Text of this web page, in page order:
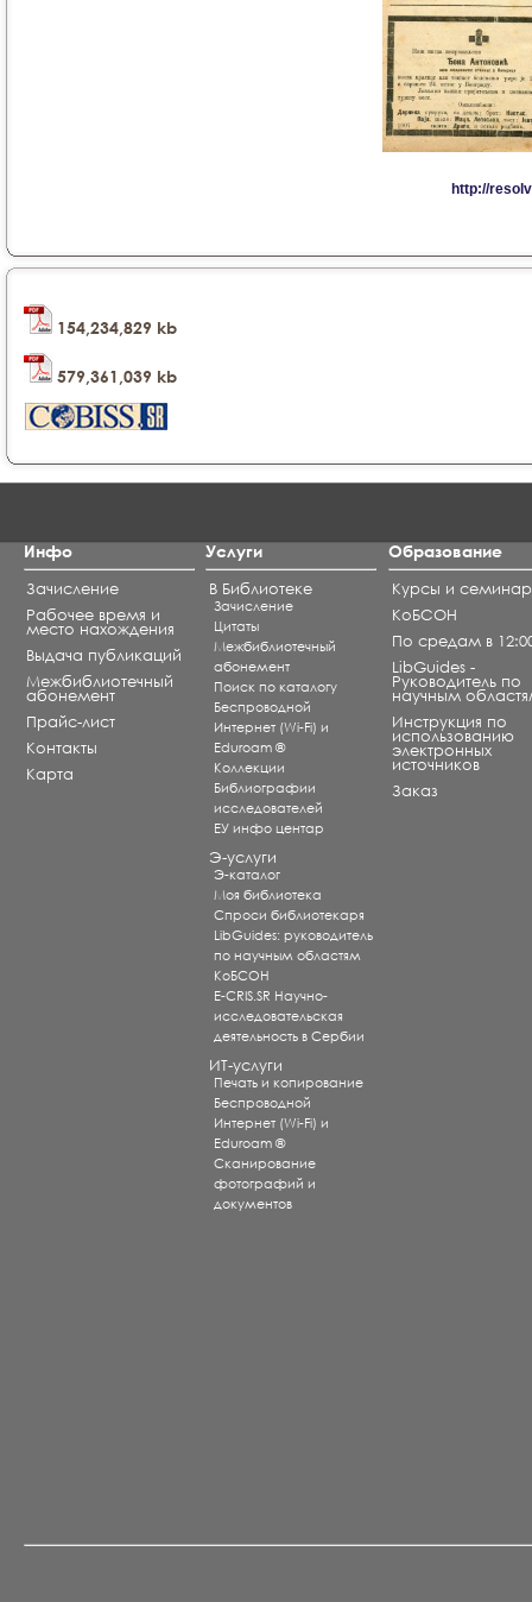
154,234,829 kb
579,361,039 kb
Инфо
Зачисление
Рабочее время и
место нахождения
Выдача публикаций
Межбиблиотечный
абонемент
Прайс-лист
Контакты
Карта
Услуги
В Библиотеке
Зачисление
Цитаты
Межбиблиотечный
абонемент
Поиск по каталогу
Беспроводной
Интернет (Wi-Fi) и
Eduroam ®
Коллекции
Библиографии
исследователей
ЕУ инфо центар
Э-услуги
Э-каталог
Моя библиотека
Спроси библиотекаря
LibGuides: руководитель
по научным областям
КоБСОН
E-CRIS.SR Научно-
исследовательская
деятельность в Сербии
ИТ-услуги
Печать и копирование
Беспроводной
Интернет (Wi-Fi) и
Eduroam ®
Сканирование
фотографий и
документов
Образование
Курсы и
КоБСОН
По средам в
LibGuides -
Руководитель по
научным
Инструкция по
использованию
электронных
источников
Заказ